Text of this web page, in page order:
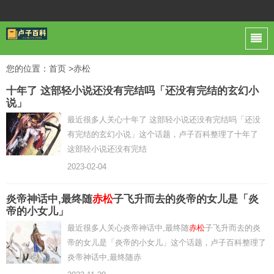
您的位置： 首页 >赤松
十年了 这部轻小说还没有完结吗「还没有完结的玄幻小
说」
最近很多人关心十年了 这部轻小说还没有完结吗「还没
有完结的玄幻小说」这个话题，卢子百科整理了十年了
这部轻小说还没有完结
2023-02-04
炎帝神话中,最终随赤松子飞升而去的炎帝的女儿是「炎
帝的小女儿」
最近很多人关心炎帝神话中,最终随赤松子飞升而去的炎
帝的女儿是「炎帝的小女儿」这个话题，卢子百科整理了
炎帝神话中,最终随赤